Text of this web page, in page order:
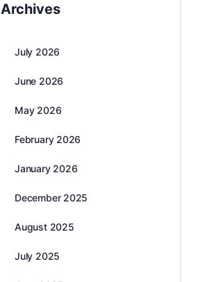
Archives
July 2026
June 2026
May 2026
February 2026
January 2026
December 2025
August 2025
July 2025